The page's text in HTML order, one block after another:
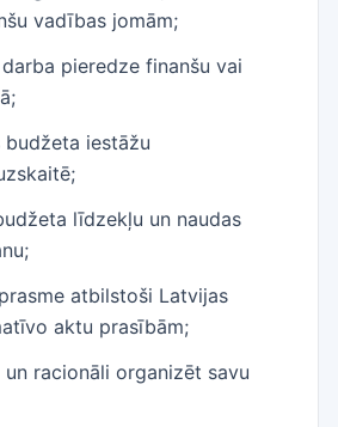
vadības jomām;
pieredze finanšu vai
iestāžu
līdzekļu un naudas
atbilstoši Latvijas
aktu prasībām;
racionāli organizēt savu